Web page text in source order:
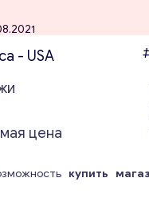
- USA
цена
купить